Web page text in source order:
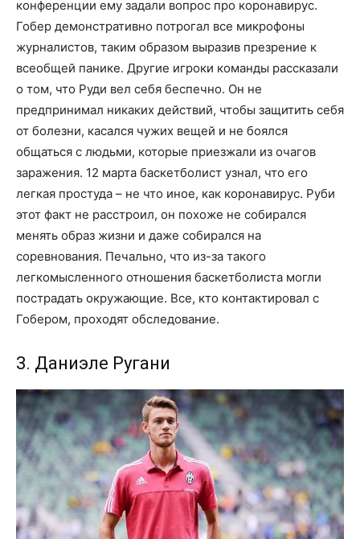
конференции ему задали вопрос про коронавирус.
Гобер демонстративно потрогал все микрофоны
журналистов, таким образом выразив презрение к
всеобщей панике. Другие игроки команды рассказали
о том, что Руди вел себя беспечно. Он не
предпринимал никаких действий, чтобы защитить себя
от болезни, касался чужих вещей и не боялся
общаться с людьми, которые приезжали из очагов
заражения. 12 марта баскетболист узнал, что его
легкая простуда – не что иное, как коронавирус. Руби
этот факт не расстроил, он похоже не собирался
менять образ жизни и даже собирался на
соревнования. Печально, что из-за такого
легкомысленного отношения баскетболиста могли
пострадать окружающие. Все, кто контактировал с
Гобером, проходят обследование.
3. Даниэле Ругани